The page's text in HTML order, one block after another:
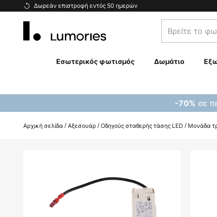
Δωρεάν επιστροφή εντός 50 ημερών
Μετάβαση
Βρείτε
το
σας...
Εσωτερικός φωτισμός Δωμάτιο
-70% σε
Αρχική σελίδα Αξεσουάρ Οδηγούς σταθερής τάσης LED Μονάδα
συλλογής